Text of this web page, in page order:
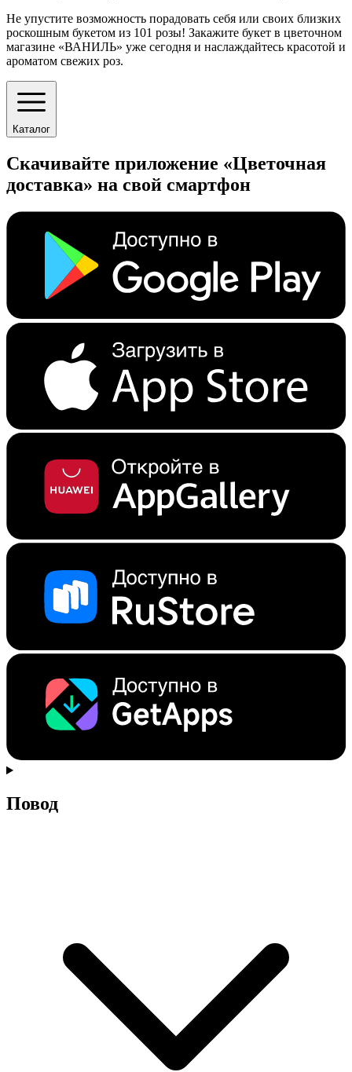
Не упустите возможность порадовать себя или своих близких
роскошным букетом из 101 розы! Закажите букет в цветочном
магазине «ВАНИЛЬ» уже сегодня и наслаждайтесь красотой и
ароматом свежих роз.
Каталог
Скачивайте приложение «Цветочная
доставка» на свой смартфон
Повод